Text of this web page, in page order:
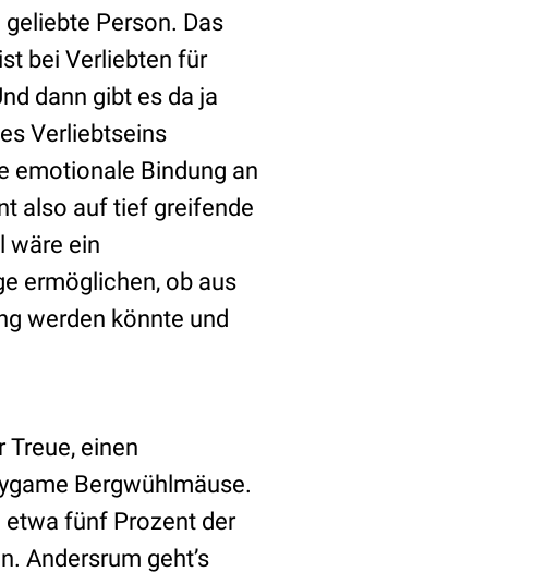
Person. Das
bei Verliebten für
dann gibt es da ja
Verliebtseins
emotionale Bindung an
also auf tief greifende
wäre ein
ermöglichen, ob aus
werden könnte und
einen
Bergwühlmäuse.
fünf Prozent der
Andersrum geht’s